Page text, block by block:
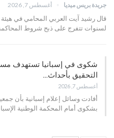
جريدة بريس ميديا أغسطس 7, 2026
قال رشيد آيت العربي المحامي في هيئة
لسنوات تتفرج على ذبح شروط
شكوى في إسبانيا تستهدف
التحقيق بأحداث…
أغسطس 7, 2026
بشكوى أمام المحكمة الوطنية